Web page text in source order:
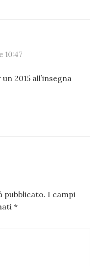
10:47
2015 all’insegna
pubblicato. I campi
*